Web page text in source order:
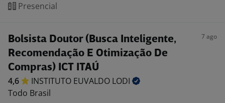
Presencial
Bolsista Doutor (Busca Inteligente,
Recomendação E Otimização De
Compras) ICT ITAÚ
7 ago
4,6 INSTITUTO EUVALDO LODI
Todo Brasil